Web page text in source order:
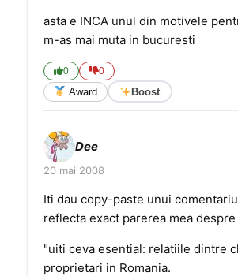
asta e INCA unul din motivele
m-as mai muta in bucuresti
0 0
Award Boost
Dee
20 mai 2008
Iti dau copy-paste unui
reflecta exact parerea mea
"uiti ceva esential: relatiile dintre
proprietari in Romania.